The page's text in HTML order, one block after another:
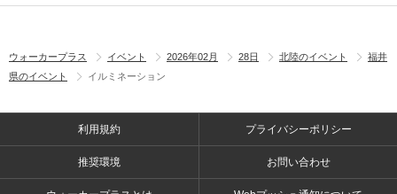
ウォーカープラス イベント 2026年02月 28日 北陸のイベント
福井
県のイベント
イルミネーション
利用規約 プライバシーポリシー
推奨環境 お問い合わせ